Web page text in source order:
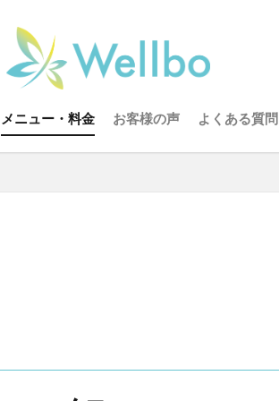
メニュー・料金 お客様の声 よくある質問